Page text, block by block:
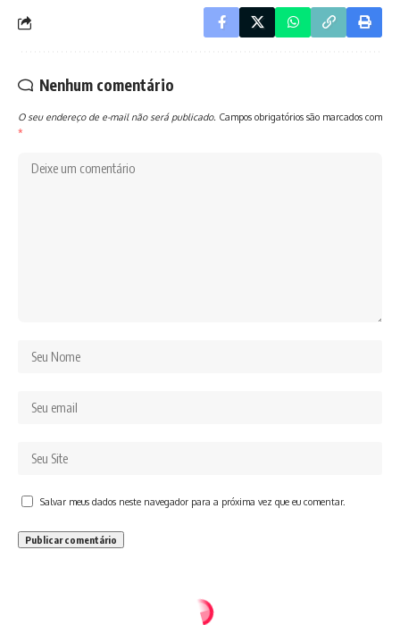
Nenhum comentário
O seu endereço de e-mail não será publicado. Campos obrigatórios são marcados com
*
Salvar meus dados neste navegador para a próxima vez que eu comentar.